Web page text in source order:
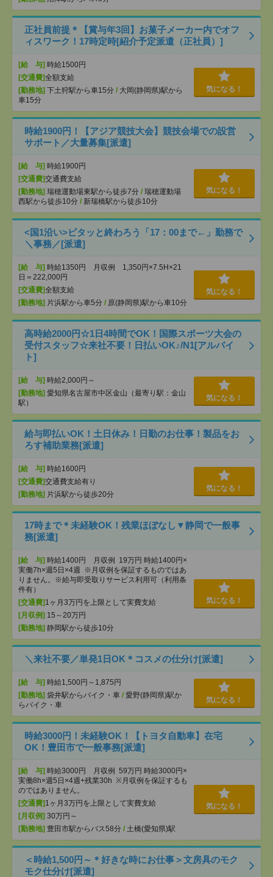
正社員前提＊【賞与年3回】お菓子メーカー内でオフ
ィスワーク！17時定時[紹介予定派遣（正社員）]
[給 与] 時給1500円
[交通費]全額支給
[勤務地] 下土狩駅から車15分 / 大岡(静岡県)駅から
車15分
気になる！
時給1900円！【アジア競技大会】競技会場での設営
サポート／大量募集[派遣]
[給 与] 時給1900円
[交通費]交通費支給
[勤務地] 瑞穂運動場東駅から徒歩7分 / 瑞穂運動場
西駅から徒歩10分 / 新瑞橋駅から徒歩10分
気になる！
<国1沿い>ピタッと終わろう「17：00まで←」勤務で
＼事務／[派遣]
[給 与] 時給1350円 月収例 1,350円×7.5H×21
日＝222,000円
[交通費]全額支給
[勤務地] 片浜駅から車5分 / 原(静岡県)駅から車10分
気になる！
高時給2000円☆1日4時間でOK！国際スポーツ大会の
受付スタッフ☆来社不要！日払いOK♪/N1[アルバイ
ト]
[給 与] 時給2,000円～
[勤務地] 愛知県名古屋市中区金山（最寄り駅：金山
駅）
気になる！
給与即払いOK！土日休み！日勤のお仕事！製品をお
ろす補助業務[派遣]
[給 与] 時給1600円
[交通費]交通費支給有り
[勤務地] 片浜駅から徒歩20分
気になる！
17時まで＊未経験OK！残業ほぼなし▼静岡で一般事
務[派遣]
[給 与] 時給1400円 月収例 19万円 時給1400円×
実働7h×週5日×4週 ※月収例を保証するものではあ
りません。※給与即受取りサービス利用可（利用条
件有）
[交通費] 1ヶ月3万円を上限として実費支給
[月収例] 15～20万円
[勤務地] 静岡駅から徒歩10分
気になる！
＼来社不要／単発1日OK＊コスメの仕分け[派遣]
[給 与] 時給1,500円～1,875円
[勤務地] 袋井駅からバイク・車 / 愛野(静岡県)駅か
らバイク・車
気になる！
時給3000円！未経験OK！【トヨタ自動車】在宅
OK！豊田市で一般事務[派遣]
[給 与] 時給3000円 月収例 59万円 時給3000円×
実働8h×週5日×4週+残業30h ※月収例を保証するも
のではありません。
[交通費] 1ヶ月3万円を上限として実費支給
[月収例] 30万円～
[勤務地] 豊田市駅からバス58分 / 土橋(愛知県)駅
気になる！
＜時給1,500円～＊好きな時にお仕事＞文房具のモク
モク仕分け[派遣]